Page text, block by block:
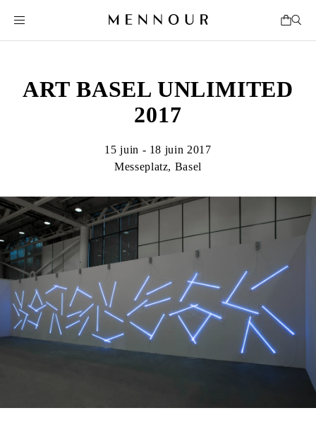
ART BASEL UNLIMITED
2017
15 juin - 18 juin 2017
Messeplatz, Basel